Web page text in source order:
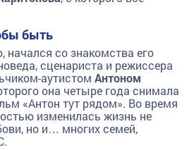
быть
начался со знакомства его
сценариста и режиссера
аутистом Антоном
она четыре года снимала
«Антон тут рядом». Во время
изменилась жизнь не
но и… многих семей,